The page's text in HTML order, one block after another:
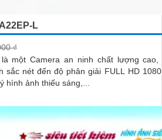
L
₫
là một Camera an ninh chất lượng
nét đến độ phân giải FULL HD 1080P.
hình ảnh thiếu sáng,...